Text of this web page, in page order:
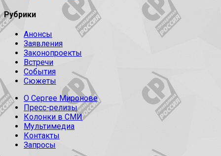
Рубрики
Анонсы
Заявления
Законопроекты
Встречи
События
Сюжеты
О Сергее Миронове
Пресс-релизы
Колонки в СМИ
Мультимедиа
Контакты
Запросы